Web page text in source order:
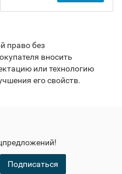
право без
вносить
или технологию
его свойств.
Подписаться